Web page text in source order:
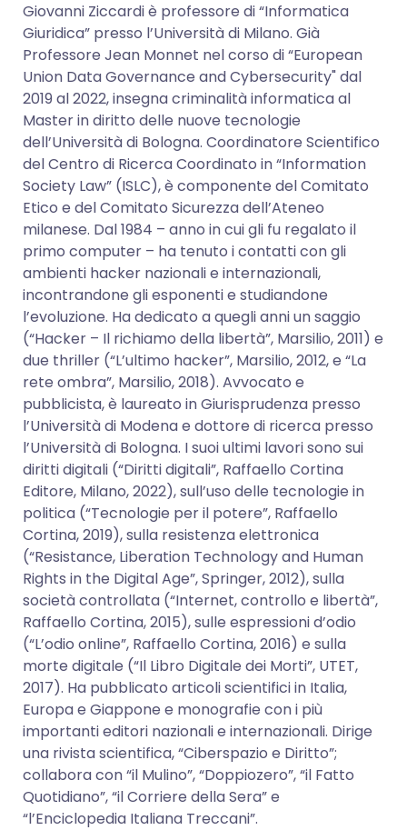
Giovanni Ziccardi è professore di “Informatica
Giuridica” presso l’Università di Milano. Già
Professore Jean Monnet nel corso di “European
Union Data Governance and Cybersecurity" dal
2019 al 2022, insegna criminalità informatica al
Master in diritto delle nuove tecnologie
dell’Università di Bologna. Coordinatore Scientifico
del Centro di Ricerca Coordinato in “Information
Society Law” (ISLC), è componente del Comitato
Etico e del Comitato Sicurezza dell’Ateneo
milanese. Dal 1984 – anno in cui gli fu regalato il
primo computer – ha tenuto i contatti con gli
ambienti hacker nazionali e internazionali,
incontrandone gli esponenti e studiandone
l’evoluzione. Ha dedicato a quegli anni un saggio
(“Hacker – Il richiamo della libertà”, Marsilio, 2011) e
due thriller (“L’ultimo hacker”, Marsilio, 2012, e “La
rete ombra”, Marsilio, 2018). Avvocato e
pubblicista, è laureato in Giurisprudenza presso
l’Università di Modena e dottore di ricerca presso
l’Università di Bologna. I suoi ultimi lavori sono sui
diritti digitali (“Diritti digitali”, Raffaello Cortina
Editore, Milano, 2022), sull’uso delle tecnologie in
politica (“Tecnologie per il potere”, Raffaello
Cortina, 2019), sulla resistenza elettronica
(“Resistance, Liberation Technology and Human
Rights in the Digital Age”, Springer, 2012), sulla
società controllata (“Internet, controllo e libertà”,
Raffaello Cortina, 2015), sulle espressioni d’odio
(“L’odio online”, Raffaello Cortina, 2016) e sulla
morte digitale (“Il Libro Digitale dei Morti”, UTET,
2017). Ha pubblicato articoli scientifici in Italia,
Europa e Giappone e monografie con i più
importanti editori nazionali e internazionali. Dirige
una rivista scientifica, “Ciberspazio e Diritto”;
collabora con “il Mulino”, “Doppiozero”, “il Fatto
Quotidiano”, “il Corriere della Sera” e
“l’Enciclopedia Italiana Treccani”.